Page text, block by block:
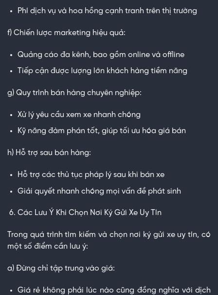
Phí dịch vụ và hoa hồng cạnh tranh trên thị trường
f) Chiến lược marketing hiệu quả:
Quảng cáo đa kênh, bao gồm online và offline
Tiếp cận được lượng lớn khách hàng tiềm năng
g) Quy trình bán hàng chuyên nghiệp:
Xử lý yêu cầu xem xe nhanh chóng
Kỹ năng đàm phán tốt, giúp tối ưu hóa giá bán
h) Hỗ trợ sau bán hàng:
Hỗ trợ các thủ tục pháp lý sau khi bán xe
Giải quyết nhanh chóng mọi vấn đề phát sinh
Các Lưu Ý Khi Chọn Nơi Ký Gửi Xe Uy Tín
Trong quá trình tìm kiếm và chọn nơi ký gửi xe uy tín, có
một số điểm cần lưu ý:
a) Đừng chỉ tập trung vào giá:
Giá rẻ không phải lúc nào cũng đồng nghĩa với dịch